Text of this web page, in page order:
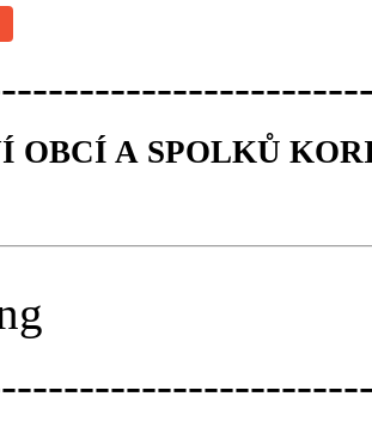
OBCÍ A SPOLKŮ